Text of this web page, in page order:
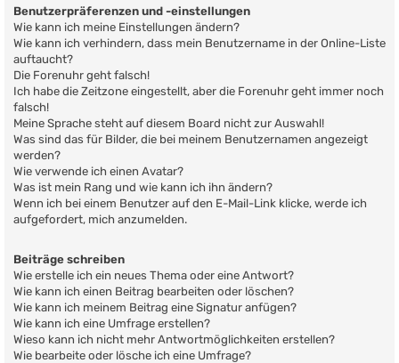
Benutzerpräferenzen und -einstellungen
Wie kann ich meine Einstellungen ändern?
Wie kann ich verhindern, dass mein Benutzername in der Online-Liste
auftaucht?
Die Forenuhr geht falsch!
Ich habe die Zeitzone eingestellt, aber die Forenuhr geht immer noch
falsch!
Meine Sprache steht auf diesem Board nicht zur Auswahl!
Was sind das für Bilder, die bei meinem Benutzernamen angezeigt
werden?
Wie verwende ich einen Avatar?
Was ist mein Rang und wie kann ich ihn ändern?
Wenn ich bei einem Benutzer auf den E-Mail-Link klicke, werde ich
aufgefordert, mich anzumelden.
Beiträge schreiben
Wie erstelle ich ein neues Thema oder eine Antwort?
Wie kann ich einen Beitrag bearbeiten oder löschen?
Wie kann ich meinem Beitrag eine Signatur anfügen?
Wie kann ich eine Umfrage erstellen?
Wieso kann ich nicht mehr Antwortmöglichkeiten erstellen?
Wie bearbeite oder lösche ich eine Umfrage?